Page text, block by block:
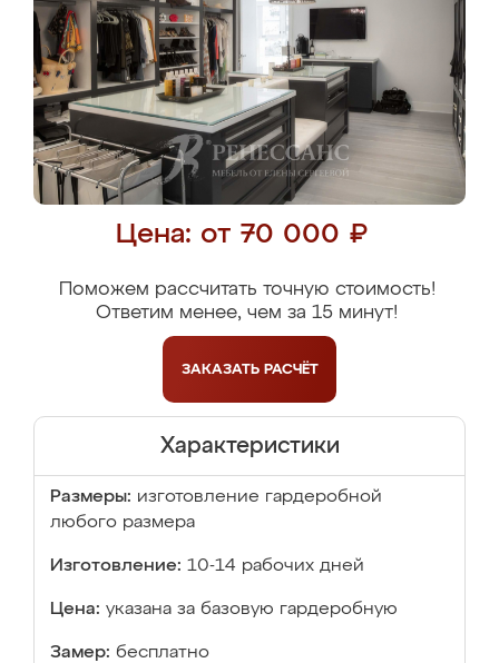
Цена: от 70 000 ₽
Поможем рассчитать точную стоимость!
Ответим менее, чем за 15 минут!
ЗАКАЗАТЬ РАСЧЁТ
Характеристики
Размеры: изготовление гардеробной
любого размера
Изготовление: 10-14 рабочих дней
Цена: указана за базовую гардеробную
Замер: бесплатно